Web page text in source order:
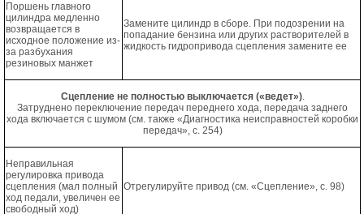
Поршень главного
цилиндра медленно
возвращается в
исходное положение из-
за разбухания
резиновых манжет
Замените цилиндр в сборе. При подозрении на
попадание бензина или других растворителей в
жидкость гидропривода сцепления замените ее
Сцепление не полностью выключается («ведет»).
Затруднено переключение передач переднего хода, передача заднего
хода включается с шумом (см. также «Диагностика неисправностей коробки
передач», с. 254)
Неправильная
регулировка привода
сцепления (мал полный
ход педали, увеличен ее
свободный ход)
Отрегулируйте привод (см. «Сцепление», с. 98)